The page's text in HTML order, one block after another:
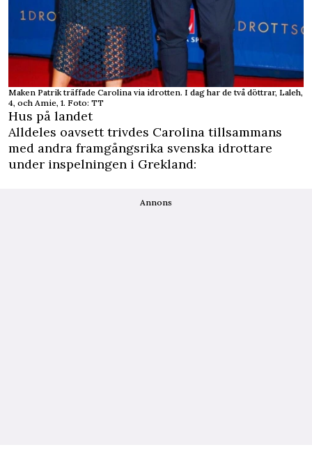
Maken Patrik träffade Carolina via idrotten. I dag har de två döttrar, Laleh,
4, och Amie, 1. Foto: TT
Hus på landet
Alldeles oavsett trivdes Carolina tillsammans
med andra framgångsrika svenska idrottare
under inspelningen i Grekland:
Annons